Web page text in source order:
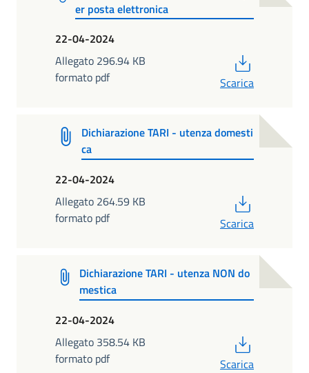
er posta elettronica
22-04-2024
Allegato 296.94 KB
formato pdf
Scarica
Dichiarazione TARI - utenza domesti
ca
22-04-2024
Allegato 264.59 KB
formato pdf
Scarica
Dichiarazione TARI - utenza NON do
mestica
22-04-2024
Allegato 358.54 KB
formato pdf
Scarica